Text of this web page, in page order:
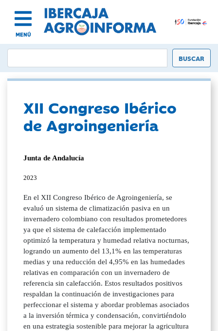
MENÚ
XII Congreso Ibérico
de Agroingeniería
Junta de Andalucía
2023
En el XII Congreso Ibérico de Agroingeniería, se
evaluó un sistema de climatización pasiva en un
invernadero colombiano con resultados prometedores
ya que el sistema de calefacción implementado
optimizó la temperatura y humedad relativa nocturnas,
logrando un aumento del 13,1% en las temperaturas
medias y una reducción del 4,95% en las humedades
relativas en comparación con un invernadero de
referencia sin calefacción. Estos resultados positivos
respaldan la continuación de investigaciones para
perfeccionar el sistema y abordar problemas asociados
a la inversión térmica y condensación, convirtiéndolo
en una estrategia sostenible para mejorar la agricultura